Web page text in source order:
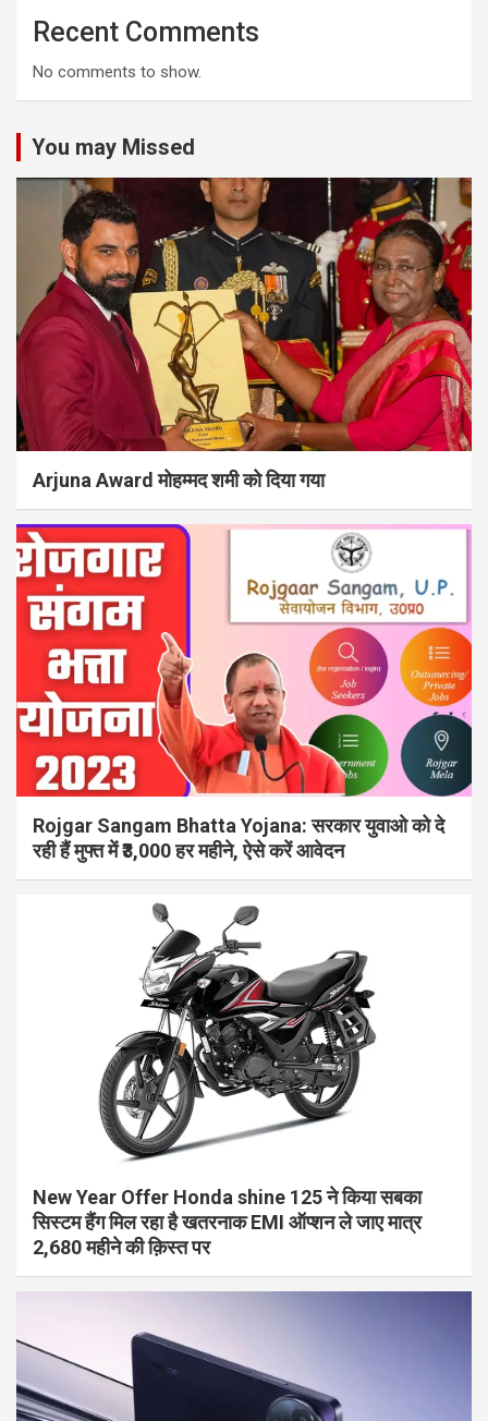
Recent Comments
No comments to show.
You may Missed
Arjuna Award मोहम्मद शमी को दिया गया
Rojgar Sangam Bhatta Yojana: सरकार युवाओ को दे
रही हैं मुफ्त में ₹3,000 हर महीने, ऐसे करें आवेदन
New Year Offer Honda shine 125 ने किया सबका
सिस्टम हैंग मिल रहा है खतरनाक EMI ऑप्शन ले जाए मात्र
2,680 महीने की क़िस्त पर